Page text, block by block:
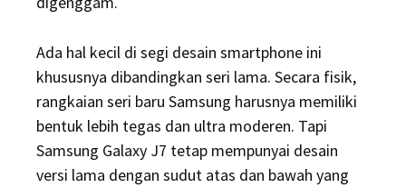
Ada hal kecil di segi desain smartphone ini
khususnya dibandingkan seri lama. Secara fisik,
rangkaian seri baru Samsung harusnya memiliki
bentuk lebih tegas dan ultra moderen. Tapi
Samsung Galaxy J7 tetap mempunyai desain
versi lama dengan sudut atas dan bawah yang